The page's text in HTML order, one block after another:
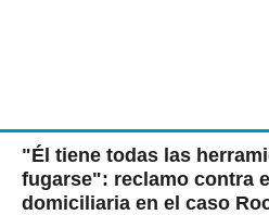
"Él tiene todas las
fugarse": reclamo contra
domiciliaria en el caso